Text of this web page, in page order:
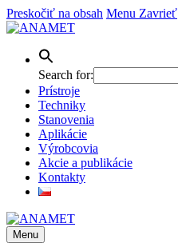
Preskočiť na obsah Menu Zavrieť
Search for:
Prístroje
Techniky
Stanovenia
Aplikácie
Výrobcovia
Akcie a publikácie
Kontakty
Menu